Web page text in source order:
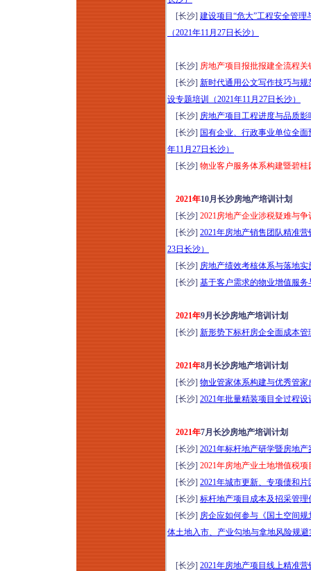
[长沙] 建设项目“危大”工程安全管
（2021年11月27日长沙）
[长沙] 房地产项目报批报建全流程
[长沙] 新时代通用公文写作技巧与
设专题培训（2021年11月27日长沙）
[长沙] 房地产项目工程进度与品质
[长沙] 国有企业、行政事业单位全
年11月27日长沙）
[长沙] 物业客户服务体系构建暨碧桂
2021年10月长沙房地产培训计划
[长沙] 2021房地产企业涉税疑难与
[长沙] 2021年房地产销售团队精准
23日长沙）
[长沙] 房地产绩效考核体系与落地实
[长沙] 基于客户需求的物业增值服务
2021年9月长沙房地产培训计划
[长沙] 新形势下标杆房企全面成本
2021年8月长沙房地产培训计划
[长沙] 物业管家体系构建与优秀管家
[长沙] 2021年批量精装项目全过程
2021年7月长沙房地产培训计划
[长沙] 2021年标杆地产研学暨房地
[长沙] 2021年房地产业土地增值税
[长沙] 2021年城市更新、专项债和
[长沙] 标杆地产项目成本及招采管理
[长沙] 房企应如何参与《国土空间
体土地入市、产业勾地与拿地风险规
[长沙] 2021年房地产项目线上精准